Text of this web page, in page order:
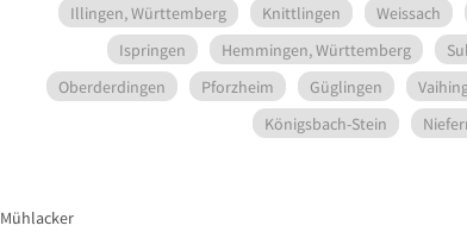
Illingen, Württemberg
Knittlingen Weissach
Ispringen
Hemmingen, Württemberg
Oberderdingen
Pforzheim Güglingen
Königsbach-Stein
Mühlacker